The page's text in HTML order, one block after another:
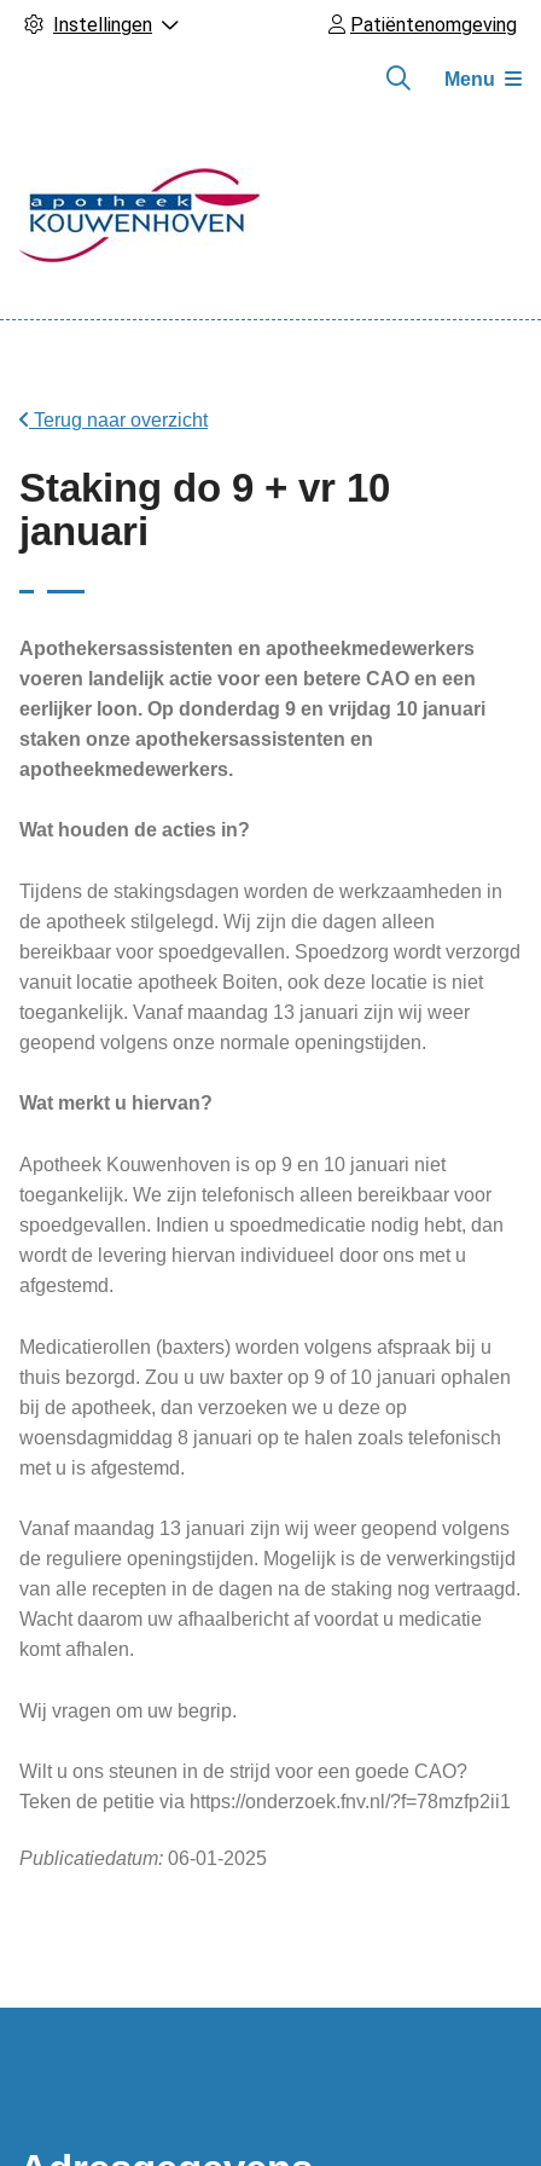
Instellingen Patiëntenomgeving
Menu
Terug naar overzicht
Staking do 9 + vr 10
januari
Apothekersassistenten en apotheekmedewerkers
voeren landelijk actie voor een betere CAO en een
eerlijker loon. Op donderdag 9 en vrijdag 10 januari
staken onze apothekersassistenten en
apotheekmedewerkers.
Wat houden de acties in?
Tijdens de stakingsdagen worden de werkzaamheden in
de apotheek stilgelegd. Wij zijn die dagen alleen
bereikbaar voor spoedgevallen. Spoedzorg wordt verzorgd
vanuit locatie apotheek Boiten, ook deze locatie is niet
toegankelijk. Vanaf maandag 13 januari zijn wij weer
geopend volgens onze normale openingstijden.
Wat merkt u hiervan?
Apotheek Kouwenhoven is op 9 en 10 januari niet
toegankelijk. We zijn telefonisch alleen bereikbaar voor
spoedgevallen. Indien u spoedmedicatie nodig hebt, dan
wordt de levering hiervan individueel door ons met u
afgestemd.
Medicatierollen (baxters) worden volgens afspraak bij u
thuis bezorgd. Zou u uw baxter op 9 of 10 januari ophalen
bij de apotheek, dan verzoeken we u deze op
woensdagmiddag 8 januari op te halen zoals telefonisch
met u is afgestemd.
Vanaf maandag 13 januari zijn wij weer geopend volgens
de reguliere openingstijden. Mogelijk is de verwerkingstijd
van alle recepten in de dagen na de staking nog vertraagd.
Wacht daarom uw afhaalbericht af voordat u medicatie
komt afhalen.
Wij vragen om uw begrip.
Wilt u ons steunen in de strijd voor een goede CAO?
Teken de petitie via https://onderzoek.fnv.nl/?f=78mzfp2ii1
Publicatiedatum: 06-01-2025